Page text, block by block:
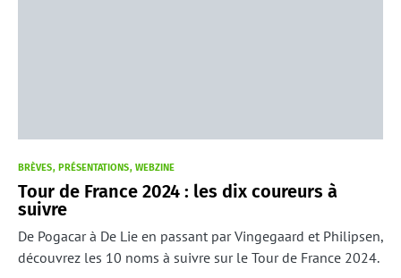
BRÈVES PRÉSENTATIONS WEBZINE
Tour de France 2024 : les dix coureurs à
suivre
De Pogacar à De Lie en passant par Vingegaard et Philipsen,
découvrez les 10 noms à suivre sur le Tour de France 2024.